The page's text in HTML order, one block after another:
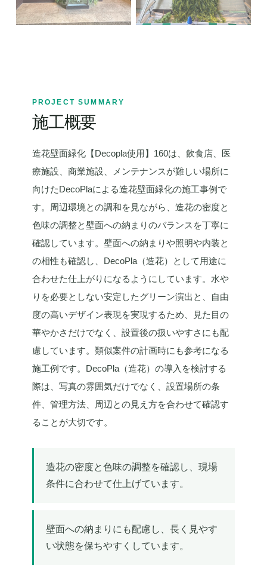
PROJECT SUMMARY
施工概要
造花壁面緑化【Decopla使用】160は、飲食店、医
療施設、商業施設、メンテナンスが難しい場所に
向けたDecoPlaによる造花壁面緑化の施工事例で
す。周辺環境との調和を見ながら、造花の密度と
色味の調整と壁面への納まりのバランスを丁寧に
確認しています。壁面への納まりや照明や内装と
の相性も確認し、DecoPla（造花）として用途に
合わせた仕上がりになるようにしています。水や
りを必要としない安定したグリーン演出と、自由
度の高いデザイン表現を実現するため、見た目の
華やかさだけでなく、設置後の扱いやすさにも配
慮しています。類似案件の計画時にも参考になる
施工例です。DecoPla（造花）の導入を検討する
際は、写真の雰囲気だけでなく、設置場所の条
件、管理方法、周辺との見え方を合わせて確認す
ることが大切です。
造花の密度と色味の調整を確認し、現場
条件に合わせて仕上げています。
壁面への納まりにも配慮し、長く見やす
い状態を保ちやすくしています。